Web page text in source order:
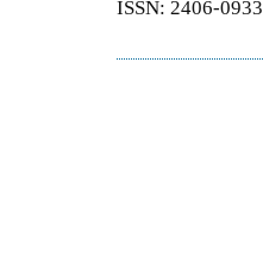
ISSN: 2406-0933